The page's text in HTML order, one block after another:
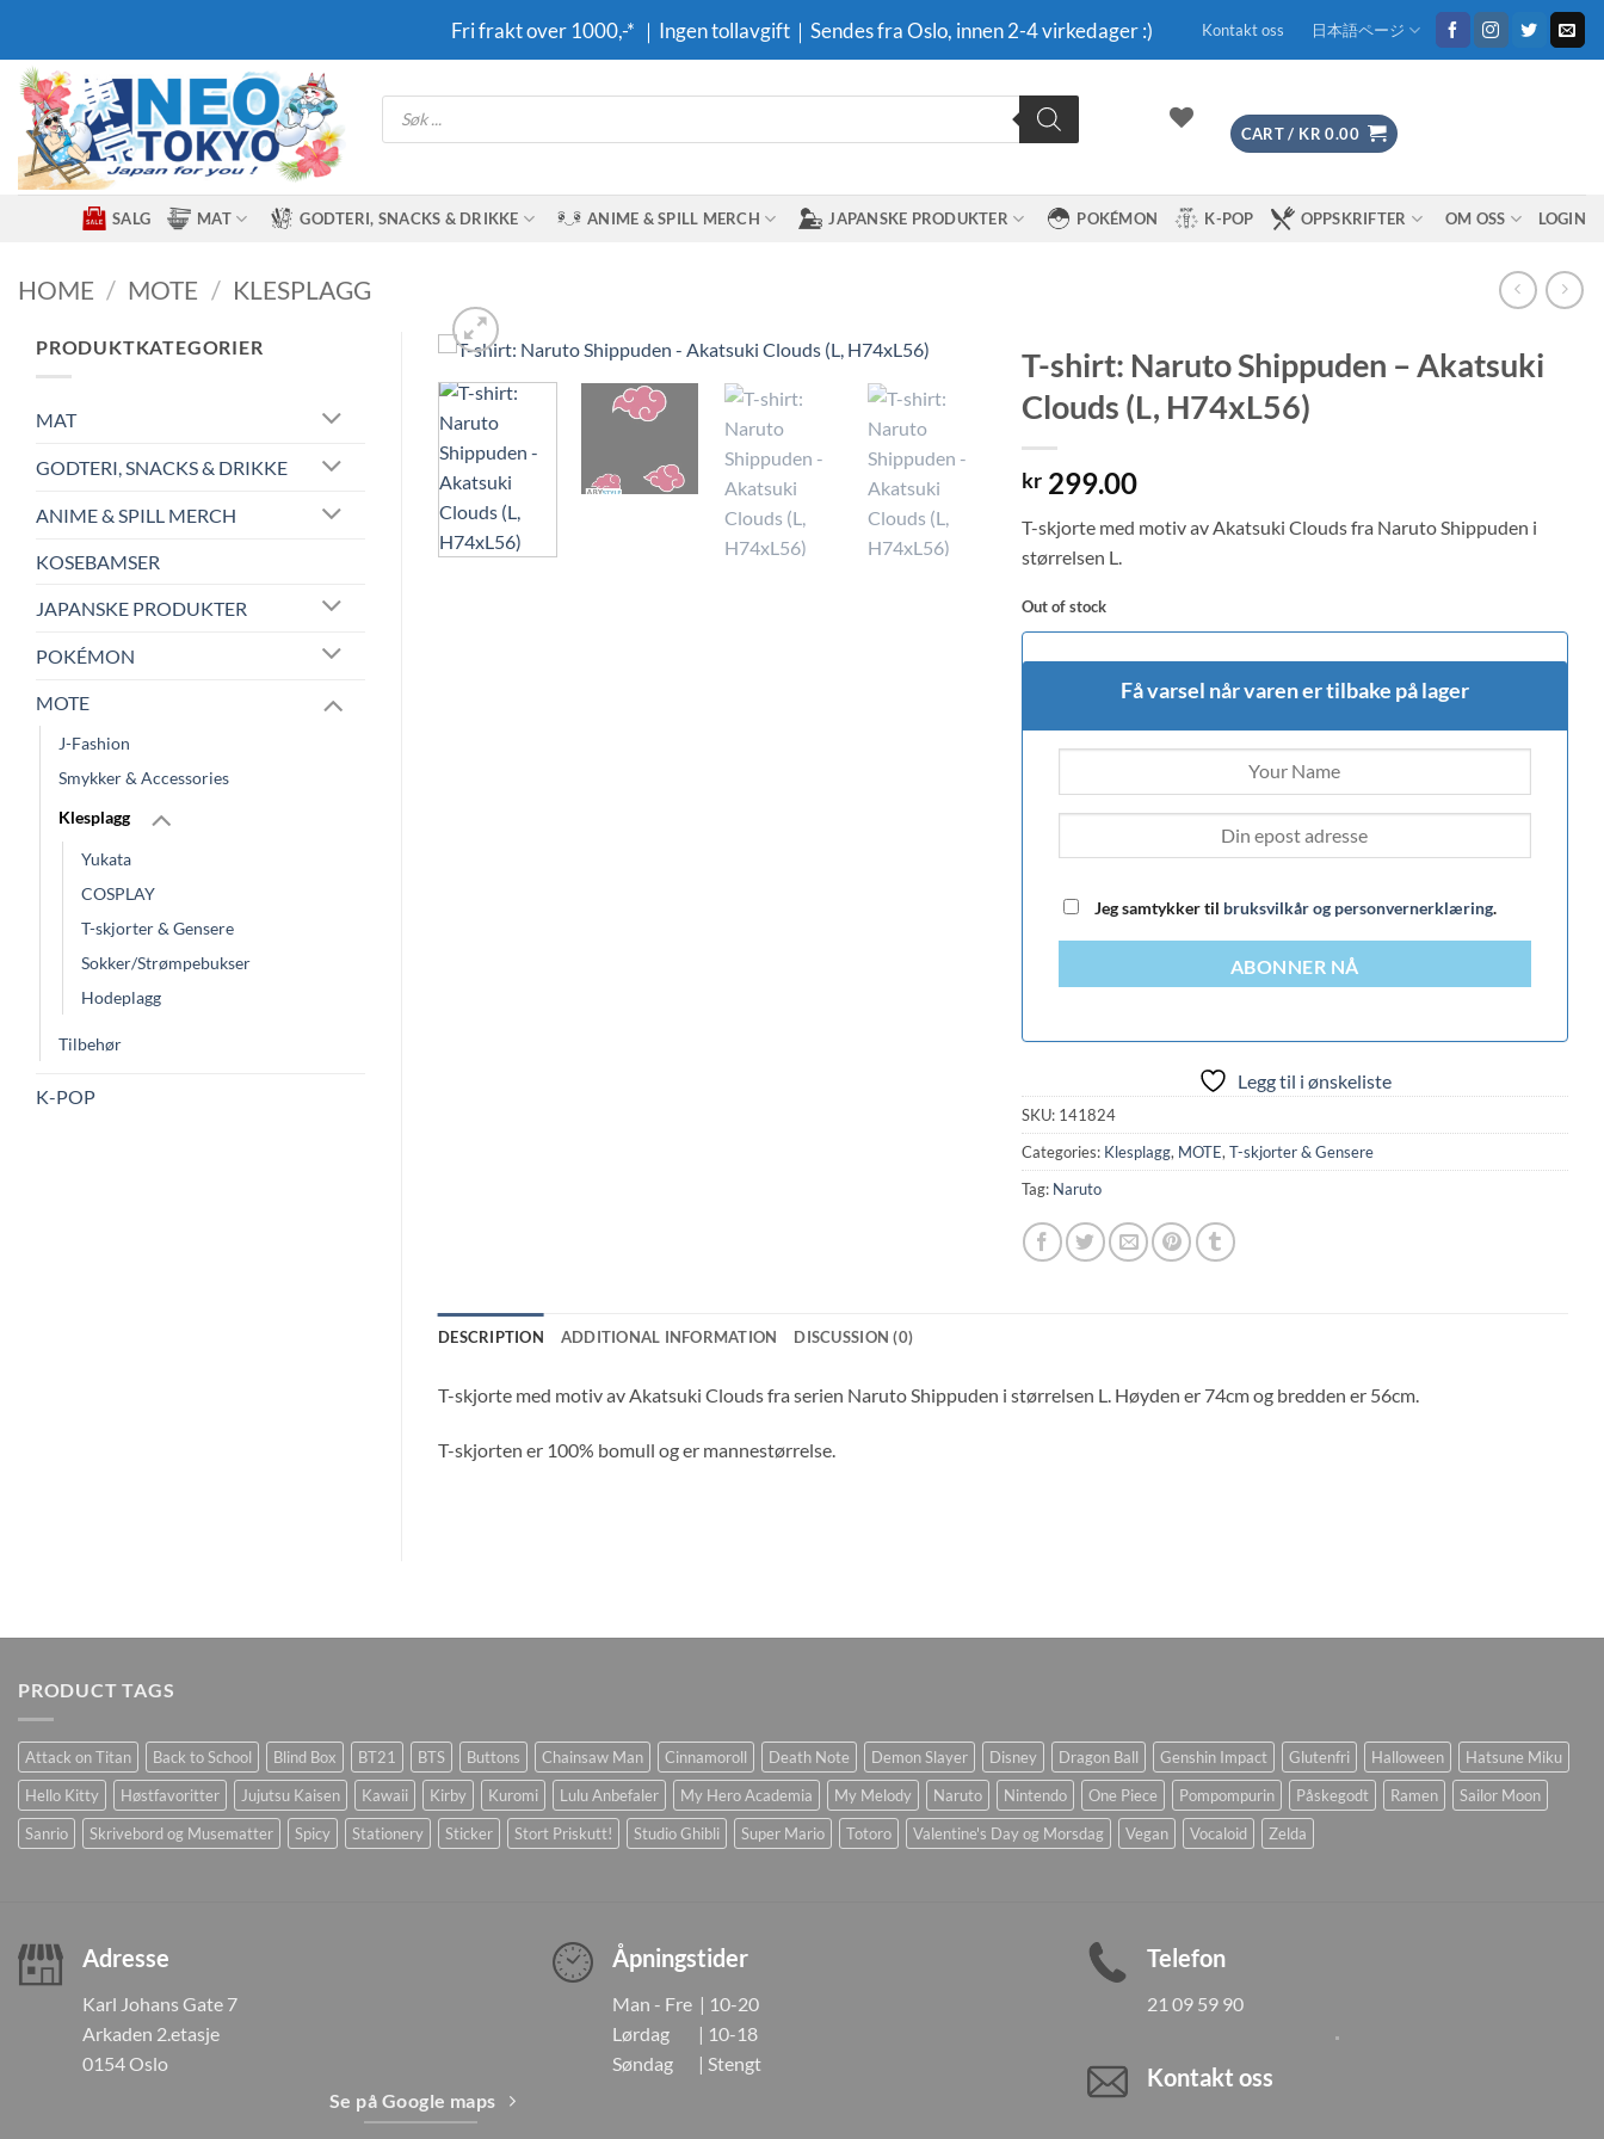
content
Fri frakt over 1000,-* ｜Ingen tollavgift｜Sendes fra Oslo, innen 2-4 virkedager :) Kontakt oss 日本語ページ
Products
search
CART / KR 0.00
SALG MAT GODTERI, SNACKS & DRIKKE ANIME & SPILL MERCH JAPANSKE PRODUKTER POKÉMON K-POP OPPSKRIFTER OM OSS LOGIN
HOME / MOTE / KLESPLAGG
PRODUKTKATEGORIER
MAT
GODTERI, SNACKS & DRIKKE
ANIME & SPILL MERCH
KOSEBAMSER
JAPANSKE PRODUKTER
POKÉMON
MOTE
J-Fashion
Smykker & Accessories
Klesplagg
Yukata
COSPLAY
T-skjorter & Gensere
Sokker/Strømpebukser
Hodeplagg
Tilbehør
K-POP
Legg til i
ønskeliste
T-shirt: Naruto Shippuden – Akatsuki
Clouds (L, H74xL56)
kr299.00
T-skjorte med motiv av Akatsuki Clouds fra Naruto Shippuden i
størrelsen L.
Out of stock
Få varsel når varen er tilbake på lager
Jeg samtykker til bruksvilkår og personvernerklæring.
ABONNER NÅ
Legg til i ønskeliste
SKU: 141824
Categories: Klesplagg, MOTE,T-skjorter & Gensere
Tag: Naruto
DESCRIPTION ADDITIONAL INFORMATION DISCUSSION (0)
T-skjorte med motiv av Akatsuki Clouds fra serien Naruto Shippuden i størrelsen L. Høyden er 74cm og bredden er 56cm.
T-skjorten er 100% bomull og er mannestørrelse.
PRODUCT TAGS
Attack on Titan Back to School Blind Box BT21 BTS Buttons Chainsaw Man Cinnamoroll Death Note Demon Slayer Disney Dragon Ball Genshin Impact Glutenfri Halloween
Hatsune Miku
Hello Kitty
Høstfavoritter Jujutsu Kaisen Kawaii Kirby Kuromi Lulu Anbefaler My Hero Academia My Melody Naruto Nintendo One Piece Pompompurin Påskegodt Ramen
Sailor Moon
Sanrio
Skrivebord og Musematter Spicy Stationery Sticker Stort Priskutt! Studio Ghibli Super Mario Totoro Valentine's Day og Morsdag Vegan Vocaloid Zelda
Adresse
Karl Johans Gate 7
Arkaden 2.etasje
0154 Oslo
Se på Google maps
Åpningstider
Man - Fre | 10-20
Lørdag | 10-18
Søndag | Stengt
Telefon
21 09 59 90
Kontakt oss